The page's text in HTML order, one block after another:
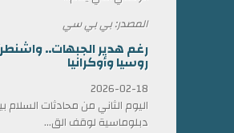
المصدر: بي بي سي
رغم هدير الجبهات..
روسيا وأوكرانيا
2026-02-18
اليوم الثاني من محادثات
دبلوماسية لوقف الق...